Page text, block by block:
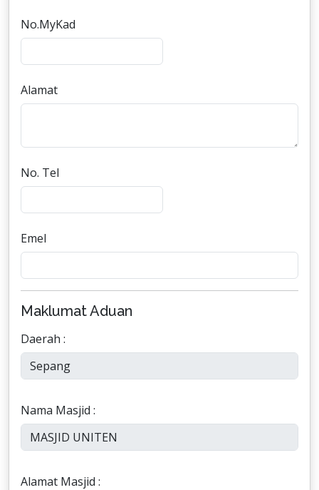
No.MyKad
Alamat
No. Tel
Emel
Maklumat Aduan
Daerah :
Nama Masjid :
Alamat Masjid :